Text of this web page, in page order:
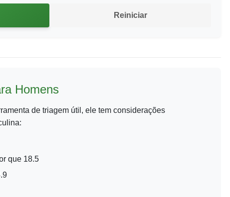
Reiniciar
Homens
de triagem útil, ele tem considerações
que 18.5